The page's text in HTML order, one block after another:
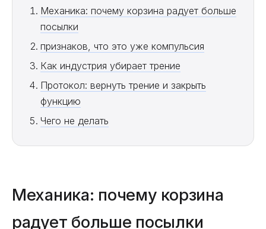
Механика: почему корзина радует больше
посылки
признаков, что это уже компульсия
Как индустрия убирает трение
Протокол: вернуть трение и закрыть
функцию
Чего не делать
Механика: почему корзина
радует больше посылки